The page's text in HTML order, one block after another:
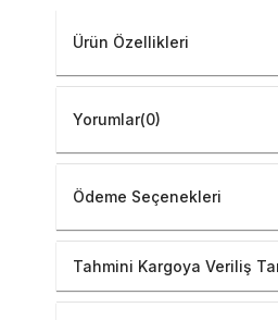
Ürün Özellikleri
Yorumlar(0)
Ödeme Seçenekleri
Tahmini Kargoya Veriliş